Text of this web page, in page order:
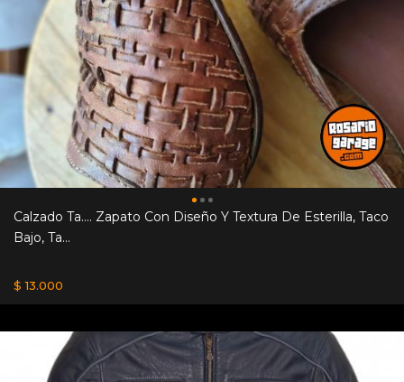
Calzado Ta.... Zapato Con Diseño Y Textura De Esterilla, Taco
Bajo, Ta...
$ 13.000